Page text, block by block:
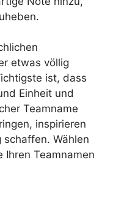
etwas völlig
ist, dass
Einheit und
Teamname
inspirieren
Wählen
Ihren Teamnamen